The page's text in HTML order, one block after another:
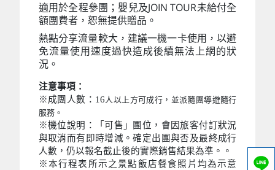
適用於全程參團；嬰兒及JOIN TOUR未給付全
額團費者，恕無提供贈品。
熱點分享流量較大，建議一機一卡使用，以避
免流量使用速度過快造成後續無法上網的狀
況。
注意事項：
※成團人數：16人以上方可成行，並派隨團導遊隨行
服務。
※機位說明：「可售」團位，會因旅客付訂狀況
與取消而有即時增減。確定出團與否及最終成行
人數，仍以報名截止後的實際銷售結果為準。。
※本行程表所示之景點飯店餐食照片均為示意